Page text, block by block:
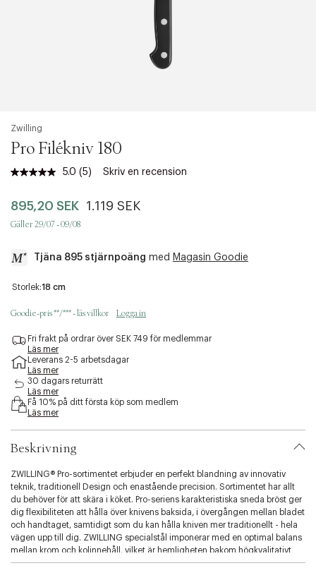
Zwilling
Pro Filékniv 180
5.0 Läs
recensioner.
Länk
till
(5) Skriv en recension
895,20 SEK 1.119 SEK
Gäller 29/07 - 09/08
Tjäna 895 stjärnpoäng med Magasin Goodie
a
c
s
i
b
l
t
.
a
r
i
a
t
i
o
Storlek:18 cm
Goodie-pris **/*** - läs villkor Logga in
Fri frakt på ordrar över SEK 749 för medlemmar
Läs mer
Leverans 2-5 arbetsdagar
Läs mer
30 dagars returrätt
Läs mer
Få 10% på ditt första köp som medlem
Läs mer
Beskrivning
ZWILLING® Pro-sortimentet erbjuder en perfekt blandning av innovativ
teknik, traditionell Design och enastående precision. Sortimentet har allt
du behöver för att skära i köket. Pro-seriens karakteristiska sneda bröst ger
dig flexibiliteten att hålla över knivens baksida, i övergången mellan bladet
och handtaget, samtidigt som du kan hålla kniven mer traditionellt - hela
vägen upp till dig. ZWILLING specialstål imponerar med en optimal balans
mellan krom och kolinnehåll, vilket är hemligheten bakom högkvalitativt
stål. FRIODUR Köksknivar har genomgått speciell ishärdning, vilket